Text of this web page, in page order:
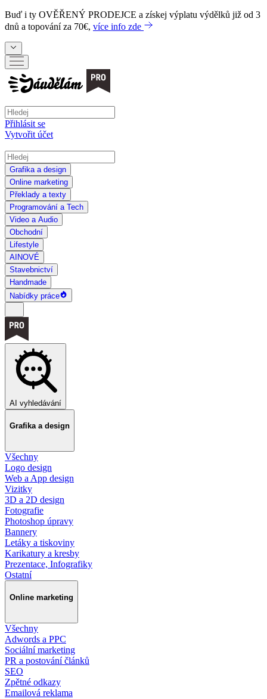
Buď i ty OVĚŘENÝ PRODEJCE a získej výplatu výdělků již od 3
dnů a topování za 70€, více info zde
Přihlásit se
Vytvořit účet
Grafika a design
Online marketing
Překlady a texty
Programování a Tech
Video a Audio
Obchodní
Lifestyle
AI NOVÉ
Stavebnictví
Handmade
Nabídky práce
AI vyhledávání
Grafika a design
Všechny
Logo design
Web a App design
Vizitky
3D a 2D design
Fotografie
Photoshop úpravy
Bannery
Letáky a tiskoviny
Karikatury a kresby
Prezentace, Infografiky
Ostatní
Online marketing
Všechny
Adwords a PPC
Sociální marketing
PR a postování článků
SEO
Zpětné odkazy
Emailová reklama